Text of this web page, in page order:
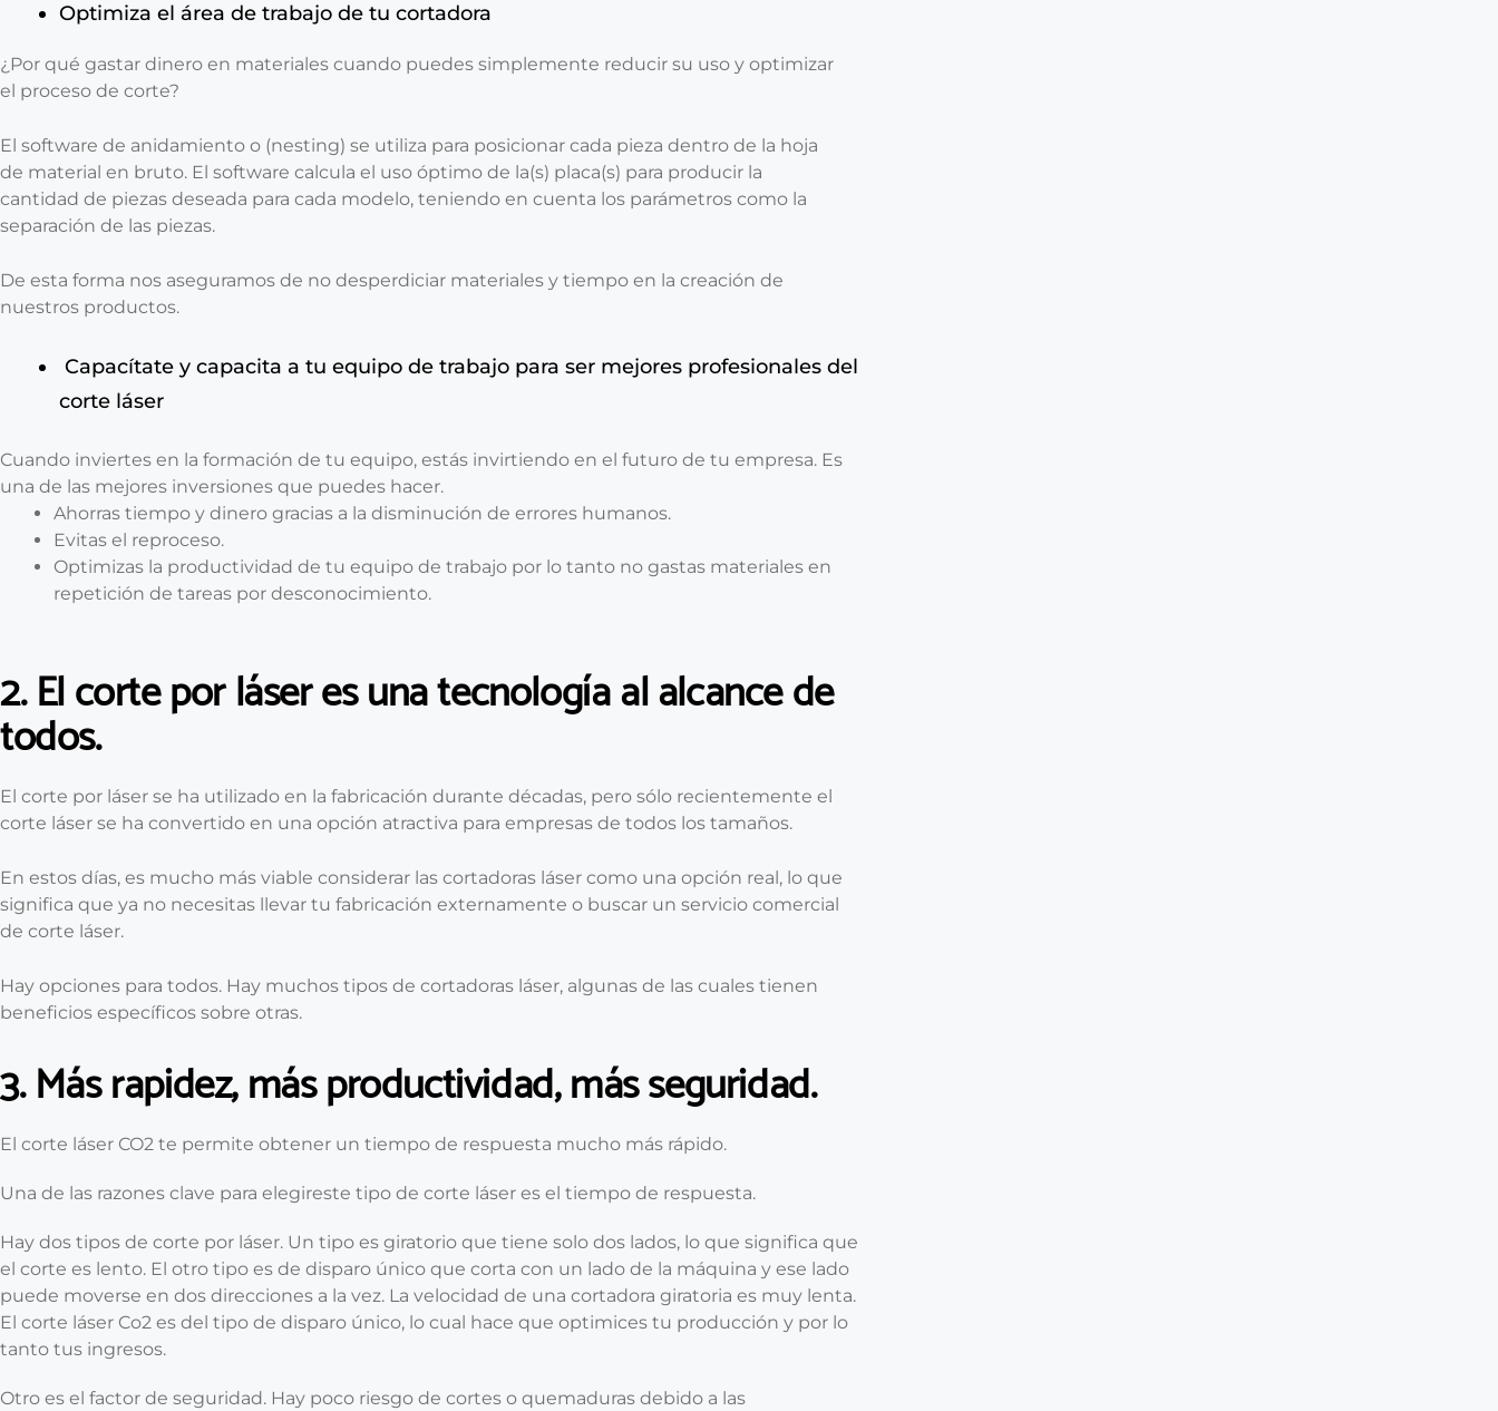
Optimiza el área de trabajo de tu cortadora
¿Por qué gastar dinero en materiales cuando puedes simplemente reducir su uso y optimizar
el proceso de corte?
El software de anidamiento o (nesting) se utiliza para posicionar cada pieza dentro de la hoja
de material en bruto. El software calcula el uso óptimo de la(s) placa(s) para producir la
cantidad de piezas deseada para cada modelo, teniendo en cuenta los parámetros como la
separación de las piezas.
De esta forma nos aseguramos de no desperdiciar materiales y tiempo en la creación de
nuestros productos.
Capacítate y capacita a tu equipo de trabajo para ser mejores profesionales del
corte láser
Cuando inviertes en la formación de tu equipo, estás invirtiendo en el futuro de tu empresa. Es
una de las mejores inversiones que puedes hacer.
Ahorras tiempo y dinero gracias a la disminución de errores humanos.
Evitas el reproceso.
Optimizas la productividad de tu equipo de trabajo por lo tanto no gastas materiales en
repetición de tareas por desconocimiento.
2. El corte por láser es una tecnología al alcance de
todos.
El corte por láser se ha utilizado en la fabricación durante décadas, pero sólo recientemente el
corte láser se ha convertido en una opción atractiva para empresas de todos los tamaños.
En estos días, es mucho más viable considerar las cortadoras láser como una opción real, lo que
significa que ya no necesitas llevar tu fabricación externamente o buscar un servicio comercial
de corte láser.
Hay opciones para todos. Hay muchos tipos de cortadoras láser, algunas de las cuales tienen
beneficios específicos sobre otras.
3. Más rapidez, más productividad, más seguridad.
El corte láser CO2 te permite obtener un tiempo de respuesta mucho más rápido.
Una de las razones clave para elegireste tipo de corte láser es el tiempo de respuesta.
Hay dos tipos de corte por láser. Un tipo es giratorio que tiene solo dos lados, lo que significa que
el corte es lento. El otro tipo es de disparo único que corta con un lado de la máquina y ese lado
puede moverse en dos direcciones a la vez. La velocidad de una cortadora giratoria es muy lenta.
El corte láser Co2 es del tipo de disparo único, lo cual hace que optimices tu producción y por lo
tanto tus ingresos.
Otro es el factor de seguridad. Hay poco riesgo de cortes o quemaduras debido a las